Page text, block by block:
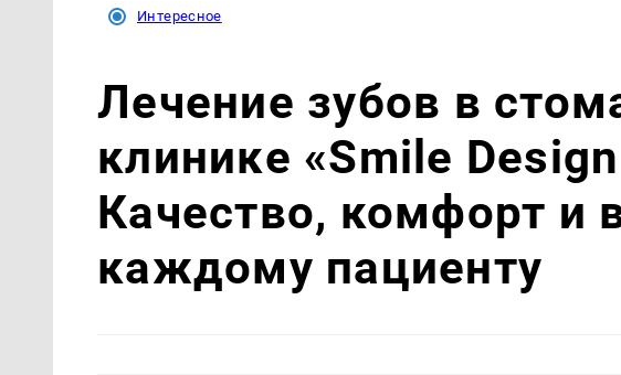
Интересное
Лечение зубов в
клинике «Smile
Качество, комфорт и
каждому пациенту